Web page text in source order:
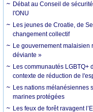
Débat au Conseil de
l'ONU
Les jeunes de Croatie, de
changement collectif
Le gouvernement malaisien
déviante »
Les communautés LGBTQ+
contexte de réduction de
Les nations mélanésiennes
marines protégées
Les feux de forêt ravagent